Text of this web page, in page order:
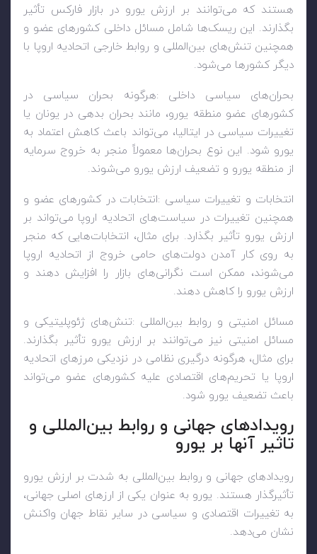
هستند که می‌توانند بر ارزش یورو در بازار فارکس تأثیر
بگذارند. این ریسک‌ها شامل مسائل داخلی کشورهای عضو و
همچنین تنش‌های بین‌المللی و روابط خارجی اتحادیه اروپا با
دیگر کشورها می‌شود.
بحران‌های سیاسی داخلی :هرگونه بحران سیاسی در
کشورهای عضو منطقه یورو، مانند بحران بدهی در یونان یا
تغییرات سیاسی در ایتالیا، می‌تواند باعث کاهش اعتماد به
یورو شود. این نوع بحران‌ها معمولاً منجر به خروج سرمایه
از منطقه یورو و تضعیف ارزش یورو می‌شوند.
انتخابات و تغییرات سیاسی :انتخابات در کشورهای عضو و
همچنین تغییرات در سیاست‌های اتحادیه اروپا می‌تواند بر
ارزش یورو تأثیر بگذارد. برای مثال، انتخابات‌هایی که منجر
به روی کار آمدن دولت‌های حامی خروج از اتحادیه اروپا
می‌شوند، ممکن است نگرانی‌های بازار را افزایش دهند و
ارزش یورو را کاهش دهند.
مسائل امنیتی و روابط بین‌المللی :تنش‌های ژئوپلیتیکی و
مسائل امنیتی نیز می‌توانند بر ارزش یورو تأثیر بگذارند.
برای مثال، هرگونه درگیری نظامی در نزدیکی مرزهای اتحادیه
اروپا یا تحریم‌های اقتصادی علیه کشورهای عضو می‌تواند
باعث تضعیف یورو شود.
رویدادهای جهانی و روابط بین‌المللی و
تاثیر آنها بر یورو
رویدادهای جهانی و روابط بین‌المللی به شدت بر ارزش یورو
تأثیرگذار هستند. یورو به عنوان یکی از ارزهای اصلی جهانی،
به تغییرات اقتصادی و سیاسی در سایر نقاط جهان واکنش
نشان می‌دهد.